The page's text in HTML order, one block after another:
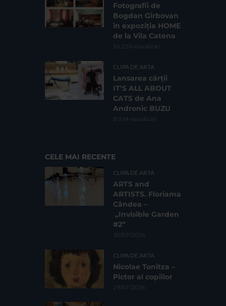
Fotografii de
Bogdan Gîrbovan
în expoziția HOME
de la Vila Catena
16.210 vizualizari
CLIPA DE ARTA
Lansarea cărții
IT’S ALL ABOUT
CATS de Ana
Andronic BUZU
8.034 vizualizari
CELE MAI RECENTE
CLIPA DE ARTA
ARTS and
ARTISTS. Floriama
Cândea –
„Invisible Garden
#2”
30/07/2026
CLIPA DE ARTA
Nicolae Tonitza –
Pictor al copiilor
29/07/2026